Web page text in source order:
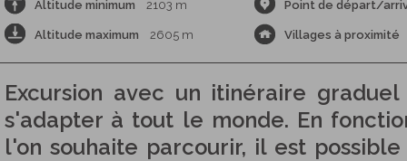
Altitude minimum 2103 m Point de départ/
Altitude maximum 2605 m Villages à proximité
Excursion avec un itinéraire
s'adapter à tout le monde. En
l'on souhaite parcourir, il est